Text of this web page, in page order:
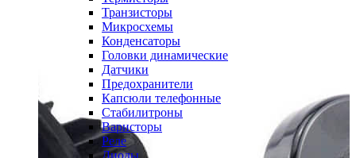
Транзисторы
Микросхемы
Конденсаторы
Головки динамические
Датчики
Предохранители
Капсюли телефонные
Стабилитроны
Варисторы
Реле
Диоды